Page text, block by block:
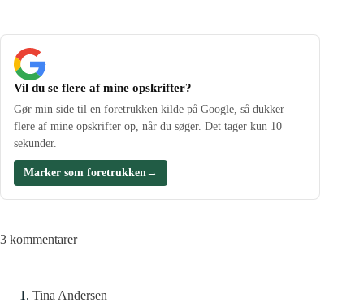
Vil du se flere af mine opskrifter?
Gør min side til en foretrukken kilde på Google, så dukker
flere af mine opskrifter op, når du søger. Det tager kun 10
sekunder.
Marker som foretrukken→
3 kommentarer
Tina Andersen